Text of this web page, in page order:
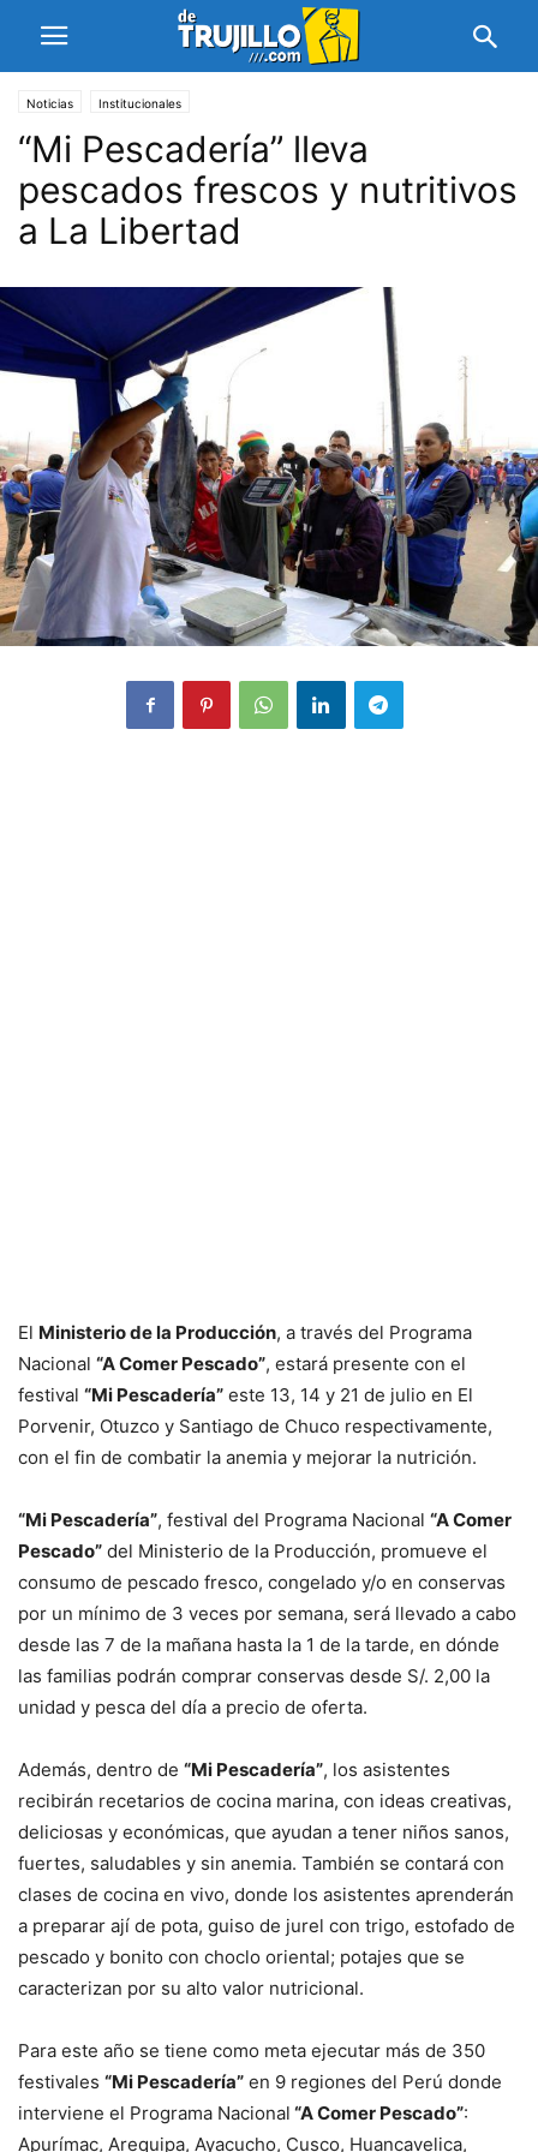
Noticias Institucionales
“Mi Pescadería” lleva
pescados frescos y nutritivos
a La Libertad
El Ministerio de la Producción, a través del Programa
Nacional “A Comer Pescado”, estará presente con el
festival “Mi Pescadería” este 13, 14 y 21 de julio en El
Porvenir, Otuzco y Santiago de Chuco respectivamente,
con el fin de combatir la anemia y mejorar la nutrición.
“Mi Pescadería”, festival del Programa Nacional “A Comer
Pescado” del Ministerio de la Producción, promueve el
consumo de pescado fresco, congelado y/o en conservas
por un mínimo de 3 veces por semana, será llevado a cabo
desde las 7 de la mañana hasta la 1 de la tarde, en dónde
las familias podrán comprar conservas desde S/. 2,00 la
unidad y pesca del día a precio de oferta.
Además, dentro de “Mi Pescadería”, los asistentes
recibirán recetarios de cocina marina, con ideas creativas,
deliciosas y económicas, que ayudan a tener niños sanos,
fuertes, saludables y sin anemia. También se contará con
clases de cocina en vivo, donde los asistentes aprenderán
a preparar ají de pota, guiso de jurel con trigo, estofado de
pescado y bonito con choclo oriental; potajes que se
caracterizan por su alto valor nutricional.
Para este año se tiene como meta ejecutar más de 350
festivales “Mi Pescadería” en 9 regiones del Perú donde
interviene el Programa Nacional “A Comer Pescado”:
Apurímac, Arequipa, Ayacucho, Cusco, Huancavelica,